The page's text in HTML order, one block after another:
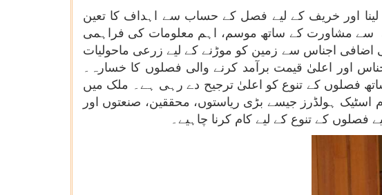
اور خریف کے لیے فصل کے حساب سے اہداف کا تعین
سے مشاورت کے ساتھ موسم، اہم معلومات کی فراہمی
اضافی اجناس سے زمین کو موڑنے کے لیے زرعی ماحولیات
اور اعلیٰ قیمت برآمد کرنے والی فصلوں کا خسارہ۔
فصلوں کے تنوع کو اعلیٰ ترجیح دے رہی ہے۔ ملک میں
ہولڈرز جیسے بڑی ریاستوں، محققین، صنعتوں اور
فصلوں کے تنوع کے لیے کام کرنا چاہیے۔